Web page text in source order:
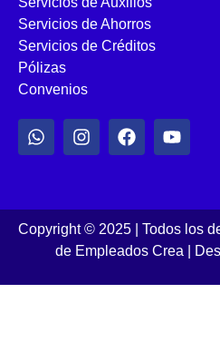
Servicios de Ahorros
Servicios de Créditos
Pólizas
Convenios
Copyright © 2025 | Todos los
de Empleados Crea